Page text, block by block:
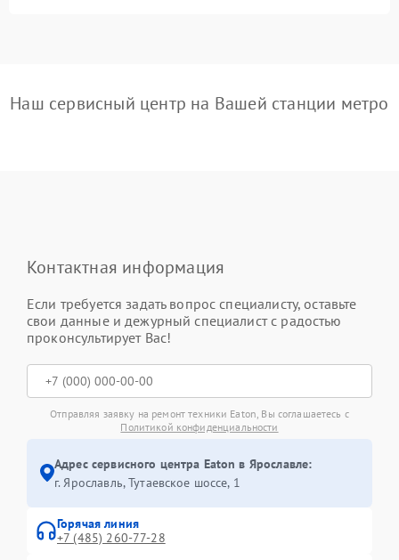
Наш сервисный центр на Вашей станции метро
Контактная информация
Если требуется задать вопрос специалисту, оставьте
свои данные и дежурный специалист с радостью
проконсультирует Вас!
Отправляя заявку на ремонт техники Eaton, Вы соглашаетесь с
Политикой конфиденциальности
Адрес сервисного центра Eaton в Ярославле:
г. Ярославль, Тутаевское шоссе, 1
Горячая линия
+7 (485) 260-77-28